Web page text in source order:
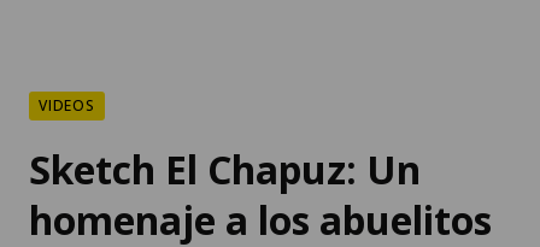
VIDEOS
Sketch El Chapuz: Un
homenaje a los abuelitos